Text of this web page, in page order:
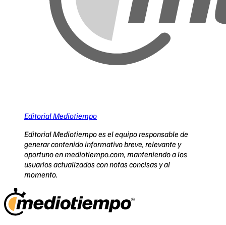
Editorial Mediotiempo
Editorial Mediotiempo es el equipo responsable de
generar contenido informativo breve, relevante y
oportuno en mediotiempo.com, manteniendo a los
usuarios actualizados con notas concisas y al
momento.